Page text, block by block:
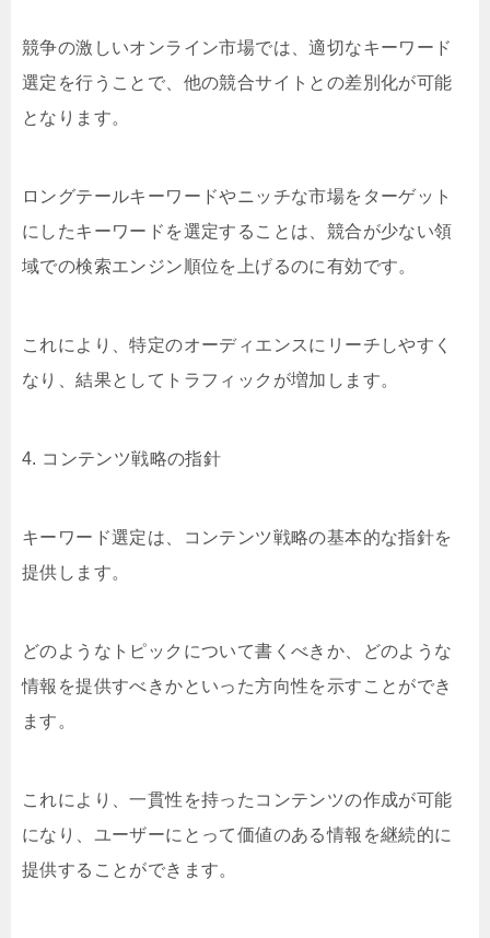
競争の激しいオンライン市場では、適切なキーワード
選定を行うことで、他の競合サイトとの差別化が可能
となります。
ロングテールキーワードやニッチな市場をターゲット
にしたキーワードを選定することは、競合が少ない領
域での検索エンジン順位を上げるのに有効です。
これにより、特定のオーディエンスにリーチしやすく
なり、結果としてトラフィックが増加します。
4. コンテンツ戦略の指針
キーワード選定は、コンテンツ戦略の基本的な指針を
提供します。
どのようなトピックについて書くべきか、どのような
情報を提供すべきかといった方向性を示すことができ
ます。
これにより、一貫性を持ったコンテンツの作成が可能
になり、ユーザーにとって価値のある情報を継続的に
提供することができます。